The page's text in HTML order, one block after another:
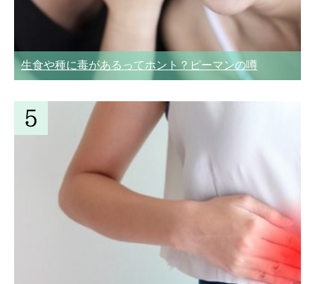
生食や種に毒があるってホント？ピーマンの噂